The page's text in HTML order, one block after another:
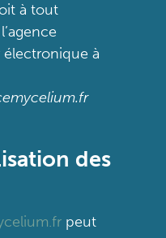
à tout
à
des
peut